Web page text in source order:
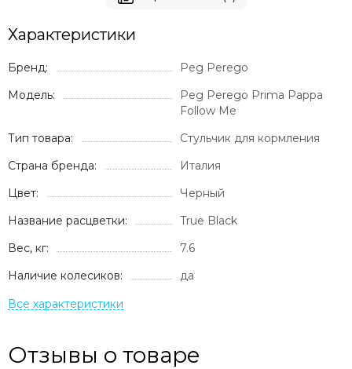
Характеристики
Бренд:
Peg Perego
Модель:
Peg Perego Prima Pappa
Follow Me
Тип товара:
Стульчик для кормления
Страна бренда:
Италия
Цвет:
Черный
Название расцветки:
True Black
Вес, кг:
7.6
Наличие колесиков:
да
Отзывы о товаре